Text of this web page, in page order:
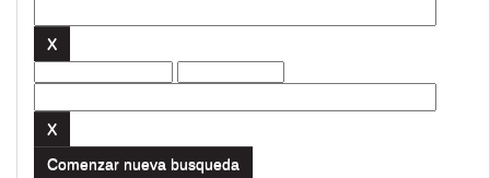
Comenzar nueva busqueda